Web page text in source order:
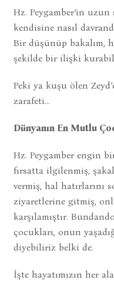
Hz. Peygamber’in
kendisine nasıl
Bir düşünüp bakalım,
şekilde bir ilişki
Peki ya kuşu ölen
zarafeti...
Dünyanın En Mutlu
Hz. Peygamber engin
fırsatta ilgilenmiş,
vermiş, hal hatırlarını
ziyaretlerine gitmiş,
karşılamıştır.
çocukları, onun
diyebiliriz belki de.
İşte hayatımızın her